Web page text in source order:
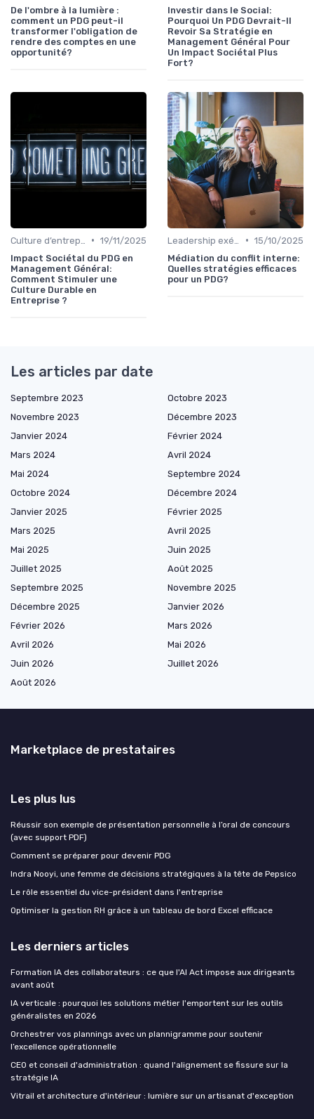
De l'ombre à la lumière :
comment un PDG peut-il
transformer l'obligation de
rendre des comptes en une
opportunité?
Investir dans le Social:
Pourquoi Un PDG Devrait-Il
Revoir Sa Stratégie en
Management Général Pour
Un Impact Sociétal Plus
Fort?
• 19/11/2025
Impact Sociétal du PDG en
Management Général:
Comment Stimuler une
Culture Durable en
Entreprise ?
• 15/10/2025
Médiation du conflit interne:
Quelles stratégies efficaces
pour un PDG?
Les articles par date
Septembre 2023
Octobre 2023
Novembre 2023
Décembre 2023
Janvier 2024
Février 2024
Mars 2024
Avril 2024
Mai 2024
Septembre 2024
Octobre 2024
Décembre 2024
Janvier 2025
Février 2025
Mars 2025
Avril 2025
Mai 2025
Juin 2025
Juillet 2025
Août 2025
Septembre 2025
Novembre 2025
Décembre 2025
Janvier 2026
Février 2026
Mars 2026
Avril 2026
Mai 2026
Juin 2026
Juillet 2026
Août 2026
Marketplace de prestataires
Les plus lus
Réussir son exemple de présentation personnelle à l’oral de concours
(avec support PDF)
Comment se préparer pour devenir PDG
Indra Nooyi, une femme de décisions stratégiques à la tête de Pepsico
Le rôle essentiel du vice-président dans l'entreprise
Optimiser la gestion RH grâce à un tableau de bord Excel efficace
Les derniers articles
Formation IA des collaborateurs : ce que l'AI Act impose aux dirigeants
avant août
IA verticale : pourquoi les solutions métier l'emportent sur les outils
généralistes en 2026
Orchestrer vos plannings avec un plannigramme pour soutenir
l’excellence opérationnelle
CEO et conseil d'administration : quand l'alignement se fissure sur la
stratégie IA
Vitrail et architecture d'intérieur : lumière sur un artisanat d'exception